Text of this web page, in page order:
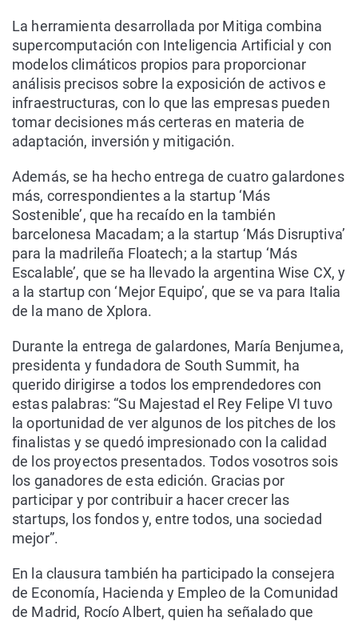
La herramienta desarrollada por Mitiga combina
supercomputación con Inteligencia Artificial y con
modelos climáticos propios para proporcionar
análisis precisos sobre la exposición de activos e
infraestructuras, con lo que las empresas pueden
tomar decisiones más certeras en materia de
adaptación, inversión y mitigación.
Además, se ha hecho entrega de cuatro galardones
más, correspondientes a la startup ‘Más
Sostenible’, que ha recaído en la también
barcelonesa Macadam; a la startup ‘Más Disruptiva’
para la madrileña Floatech; a la startup ‘Más
Escalable’, que se ha llevado la argentina Wise CX, y
a la startup con ‘Mejor Equipo’, que se va para Italia
de la mano de Xplora.
Durante la entrega de galardones, María Benjumea,
presidenta y fundadora de South Summit, ha
querido dirigirse a todos los emprendedores con
estas palabras: “Su Majestad el Rey Felipe VI tuvo
la oportunidad de ver algunos de los pitches de los
finalistas y se quedó impresionado con la calidad
de los proyectos presentados. Todos vosotros sois
los ganadores de esta edición. Gracias por
participar y por contribuir a hacer crecer las
startups, los fondos y, entre todos, una sociedad
mejor”.
En la clausura también ha participado la consejera
de Economía, Hacienda y Empleo de la Comunidad
de Madrid, Rocío Albert, quien ha señalado que